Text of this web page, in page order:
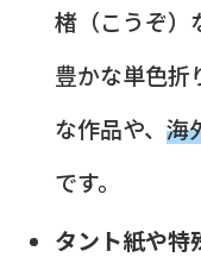
楮（こうぞ）
豊かな単色折
な作品や、 海
です。
タント紙や特